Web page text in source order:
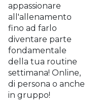
appassionare
all'allenamento
fino ad farlo
diventare parte
fondamentale
della tua routine
settimana! Online,
di persona o anche
in gruppo!